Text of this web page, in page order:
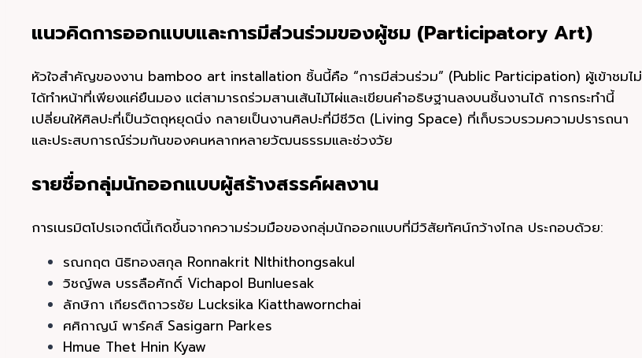
แนวคิดการออกแบบและการมีส่วนร่วมของผู้ชม (Participatory Art)
หัวใจสำคัญของงาน bamboo art installation ชิ้นนี้คือ “การมีส่วนร่วม” (Public Participation) ผู้เข้าชมไม่
ได้ทำหน้าที่เพียงแค่ยืนมอง แต่สามารถร่วมสานเส้นไม้ไผ่และเขียนคำอธิษฐานลงบนชิ้นงานได้ การกระทำนี้
เปลี่ยนให้ศิลปะที่เป็นวัตถุหยุดนิ่ง กลายเป็นงานศิลปะที่มีชีวิต (Living Space) ที่เก็บรวบรวมความปรารถนา
และประสบการณ์ร่วมกันของคนหลากหลายวัฒนธรรมและช่วงวัย
รายชื่อกลุ่มนักออกแบบผู้สร้างสรรค์ผลงาน
การเนรมิตโปรเจกต์นี้เกิดขึ้นจากความร่วมมือของกลุ่มนักออกแบบที่มีวิสัยทัศน์กว้างไกล ประกอบด้วย:
รณกฤต นิธิทองสกุล Ronnakrit NIthithongsakul
วิชญ์พล บรรลือศักดิ์ Vichapol Bunluesak
ลักษิกา เกียรติถาวรชัย Lucksika Kiatthawornchai
ศศิกาญน์ พาร์คส์ Sasigarn Parkes
Hmue Thet Hnin Kyaw